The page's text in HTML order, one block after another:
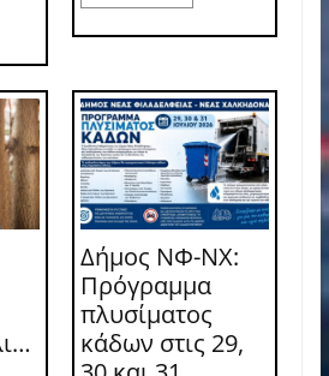
Δήμος ΝΦ-ΝΧ:
Πρόγραμμα
πλυσίματος
κάδων στις 29,